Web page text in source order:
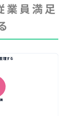
業員満足
理する